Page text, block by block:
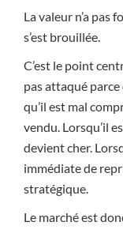
La valeur n’a pas
s’est brouillée.
C’est le point
pas attaqué
qu’il est mal
vendu. Lorsqu’il
devient cher.
immédiate de
stratégique.
Le marché est